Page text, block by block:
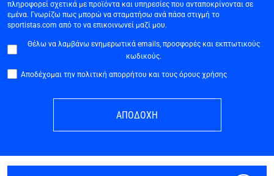
πληροφορεί σχετικά με προϊόντα και υπηρεσίες που ανταποκρίνονται σε
εμένα. Γνωρίζω πως μπορώ να σταματήσω ανά πάσα στιγμή το
sportistas.com από το να επικοινωνεί μαζί μου.
Θέλω να λαμβάνω ενημερωτικά emails, προσφορές και εκπτωτικούς
κωδικούς.
Αποδέχομαι την πολιτική απορρήτου και τους όρους χρήσης
ΑΠΟΔΟΧΗ